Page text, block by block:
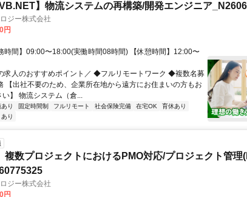
】物流システムの再構築/開発エンジニア
ジー株式会社
円
時間】09:00〜18:00(実働時間08時間) 【休憩時間】12:00〜
求人のおすすめポイント／ ◆フルリモートワーク ◆複数名募
【出社不要のため、企業所在地から遠方にお住まいの方もお
】 物流システム（倉...
り 固定時間制 フルリモート 社会保険完備 在宅OK
育休あり
り
複数プロジェクトにおけるPMO対応/プロジェクト管理
ジー株式会社
円